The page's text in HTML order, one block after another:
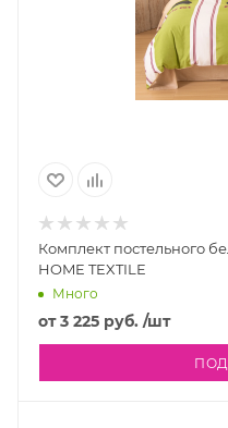
Комплект постельного
HOME TEXTILE
Много
от3 225 руб. /шт